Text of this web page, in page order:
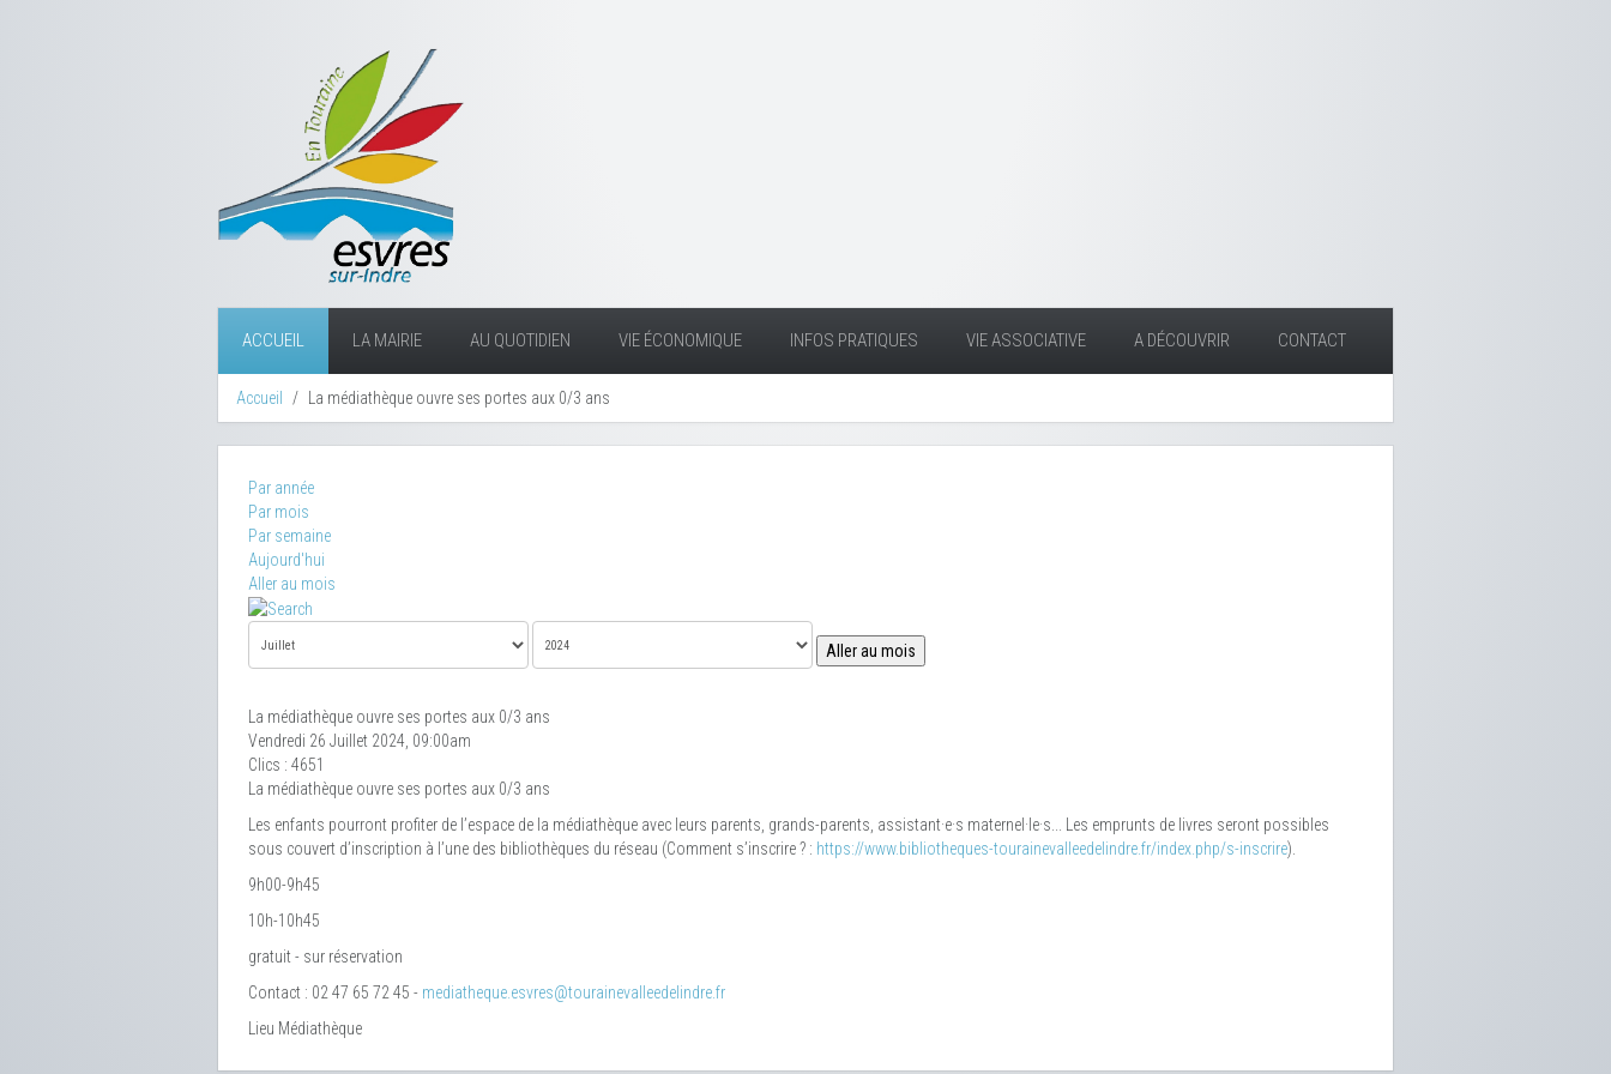
ACCUEIL LA MAIRIE AU QUOTIDIEN VIE ÉCONOMIQUE INFOS PRATIQUES VIE ASSOCIATIVE A DÉCOUVRIR CONTACT
Accueil La médiathèque ouvre ses portes aux 0/3 ans
Par année
Par mois
Par semaine
Aujourd'hui
Aller au mois
Aller au mois
La médiathèque ouvre ses portes aux 0/3 ans
Vendredi 26 Juillet 2024, 09:00am
Clics : 4651
La médiathèque ouvre ses portes aux 0/3 ans
Les enfants pourront profiter de l’espace de la médiathèque avec leurs parents, grands-parents, assistant·e·s maternel·le·s... Les emprunts de livres seront possibles
sous couvert d’inscription à l’une des bibliothèques du réseau (Comment s’inscrire ? : https://www.bibliotheques-tourainevalleedelindre.fr/index.php/s-inscrire).
9h00-9h45
10h-10h45
gratuit - sur réservation
Contact : 02 47 65 72 45 - mediatheque.esvres@tourainevalleedelindre.fr
Lieu Médiathèque